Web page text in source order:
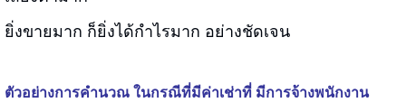
ยิ่งขายมาก ก็ยิ่งได้กำไรมาก อย่างชัดเจน
ตัวอย่างการคำนวณ ในกรณีที่มีค่าเช่าที่ มีการจ้างพนักงาน